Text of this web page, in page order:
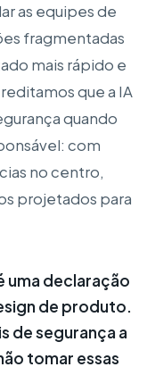
as equipes de
fragmentadas
mais rápido e
que a IA
quando
com
no centro,
projetados para
uma declaração
de produto.
de segurança a
tomar essas